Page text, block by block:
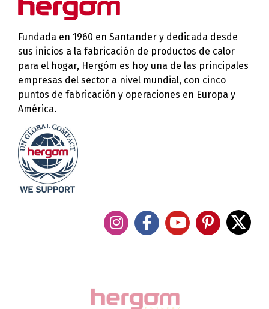
Fundada en 1960 en Santander y dedicada desde
sus inicios a la fabricación de productos de calor
para el hogar, Hergóm es hoy una de las principales
empresas del sector a nivel mundial, con cinco
puntos de fabricación y operaciones en Europa y
América.